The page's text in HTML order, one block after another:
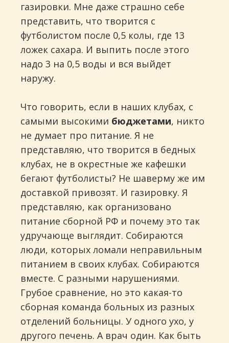
газировки. Мне даже страшно себе
представить, что творится с
футболистом после 0,5 колы, где 13
ложек сахара. И выпить после этого
надо 3 на 0,5 воды и вся выйдет
наружу.
Что говорить, если в наших клубах, с
самыми высокими бюджетами, никто
не думает про питание. Я не
представляю, что творится в бедных
клубах, не в окрестные же кафешки
бегают футболисты? Не шаверму же им
доставкой привозят. И газировку. Я
представляю, как организовано
питание сборной РФ и почему это так
удручающе выглядит. Собираются
люди, которых ломали неправильным
питанием в своих клубах. Собираются
вместе. С разными нарушениями.
Грубое сравнение, но это какая-то
сборная команда больных из разных
отделений больницы. У одного ухо, у
другого печень. А врач один. Как быть